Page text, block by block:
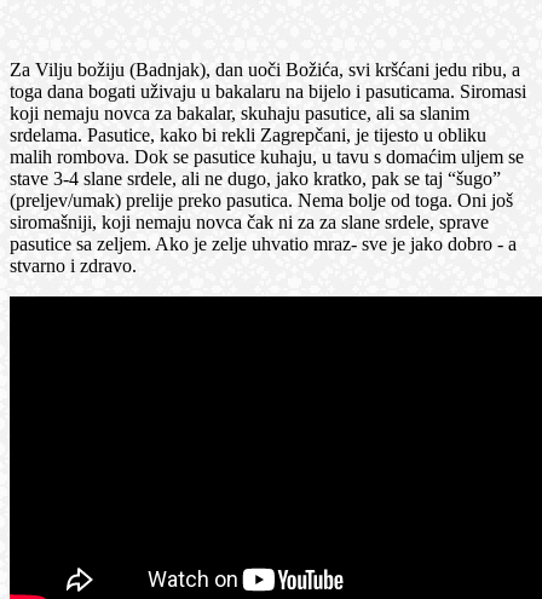
Za Vilju božiju (Badnjak), dan uoči Božića, svi kršćani jedu ribu, a
toga dana bogati uživaju u bakalaru na bijelo i pasuticama. Siromasi
koji nemaju novca za bakalar, skuhaju pasutice, ali sa slanim
srdelama. Pasutice, kako bi rekli Zagrepčani, je tijesto u obliku
malih rombova. Dok se pasutice kuhaju, u tavu s domaćim uljem se
stave 3-4 slane srdele, ali ne dugo, jako kratko, pak se taj “šugo”
(preljev/umak) prelije preko pasutica. Nema bolje od toga. Oni još
siromašniji, koji nemaju novca čak ni za za slane srdele, sprave
pasutice sa zeljem. Ako je zelje uhvatio mraz- sve je jako dobro - a
stvarno i zdravo.